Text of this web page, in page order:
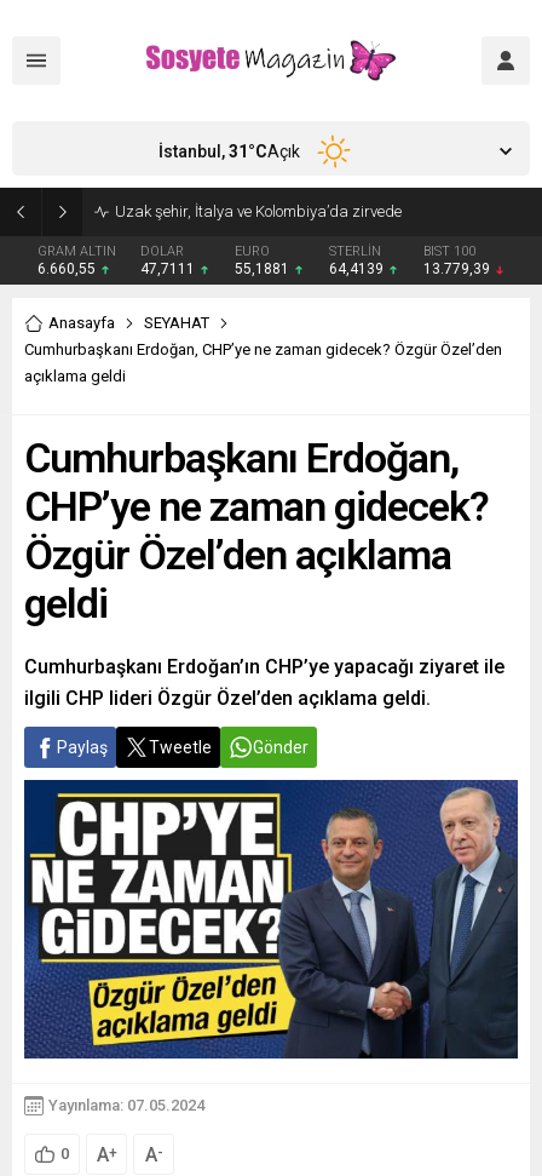
GRAM ALTIN
6.660,55
DOLAR
47,7111
EURO
55,1881
STERLİN
64,4139
BIST 100
13.779,39
İstanbul,31°CAçık
Anasayfa
SEYAHAT
Cumhurbaşkanı Erdoğan, CHP’ye ne zaman gidecek? Özgür Özel’den
açıklama geldi
Cumhurbaşkanı Erdoğan,
CHP’ye ne zaman gidecek?
Özgür Özel’den açıklama
geldi
Cumhurbaşkanı Erdoğan’ın CHP’ye yapacağı ziyaret ile
ilgili CHP lideri Özgür Özel’den açıklama geldi.
Paylaş Tweetle Gönder
Yayınlama: 07.05.2024
0 A+ A-